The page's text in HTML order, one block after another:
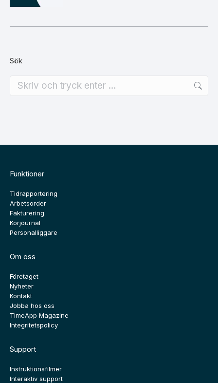
Sök
Funktioner
Tidrapportering
Arbetsorder
Fakturering
Körjournal
Personalliggare
Om oss
Företaget
Nyheter
Kontakt
Jobba hos oss
TimeApp Magazine
Integritetspolicy
Support
Instruktionsfilmer
Interaktiv support